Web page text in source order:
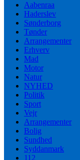
Aabenraa
Haderslev
Sønderborg
Tønder
Arrangementer
Erhverv
Mad
Motor
Natur
NYHED
Politik
Sport
Vejr
Arrangementer
Bolig
Sundhed
Syddanmark
112